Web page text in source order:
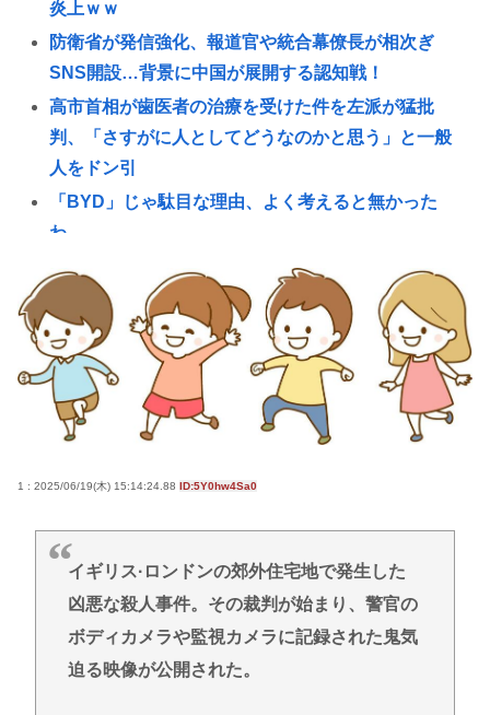
炎上ｗｗ
防衛省が発信強化、報道官や統合幕僚長が相次ぎ
SNS開設…背景に中国が展開する認知戦！
高市首相が歯医者の治療を受けた件を左派が猛批
判、「さすがに人としてどうなのかと思う」と一般
人をドン引
「BYD」じゃ駄目な理由、よく考えると無かった
わ。
ネトウヨ「大臣にブロックされたら公的情報を受け
取れない」→小野田レスバ担当大臣(35)「ブロックし
ても普通に投稿見れます」
【悲報】中国さん、日本に対しあまりにも酷い暴言
を放つ 「侵略戦争仕掛けたくせに原爆で被害者ビ
ジネスするな」
いほど高くなってしまう件
される
【画像】中山美穂さん、片岡愛之助との笑顔の生前
ショットが公開
イスラエル、世界から孤立の道を選択！
1 : 2025/06/19(木) 15:14:24.88 ID:5Y0hw4Sa0
イギリス·ロンドンの郊外住宅地で発生した
凶悪な殺人事件。その裁判が始まり、警官の
ボディカメラや監視カメラに記録された鬼気
迫る映像が公開された。